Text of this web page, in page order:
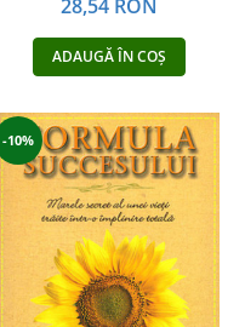
28,54 RON
ADAUGĂ ÎN COȘ
-10%